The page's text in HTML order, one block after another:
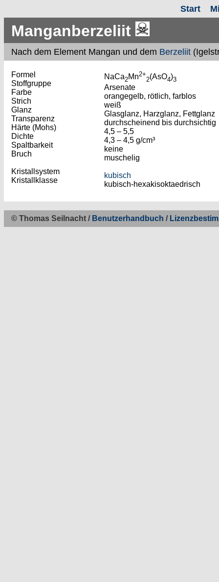
Start
Manganberzeliit
Nach dem Element Mangan und dem Berzeliit
Formel
Stoffgruppe
Farbe
Strich
Glanz
Transparenz
Härte (Mohs)
Dichte
Spaltbarkeit
Bruch
Kristallsystem
Kristallklasse
NaCa2Mn2+
2(AsO4)3
Arsenate
orangegelb, rötlich, farblos
weiß
Glasglanz, Harzglanz, Fettglanz
durchscheinend bis durchsichtig
4,5 – 5,5
4,3 – 4,5 g/cm³
keine
muschelig
kubisch
kubisch-hexakisoktaedrisch
© Thomas Seilnacht / Benutzerhandbuch /